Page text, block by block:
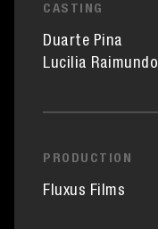
CASTING
Duarte Pina
Lucilia Raimundo
PRODUCTION
Fluxus Films